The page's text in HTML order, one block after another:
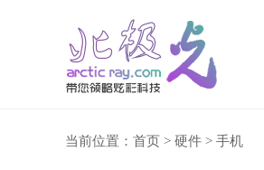
当前位置： 首页 > 硬件 > 手机